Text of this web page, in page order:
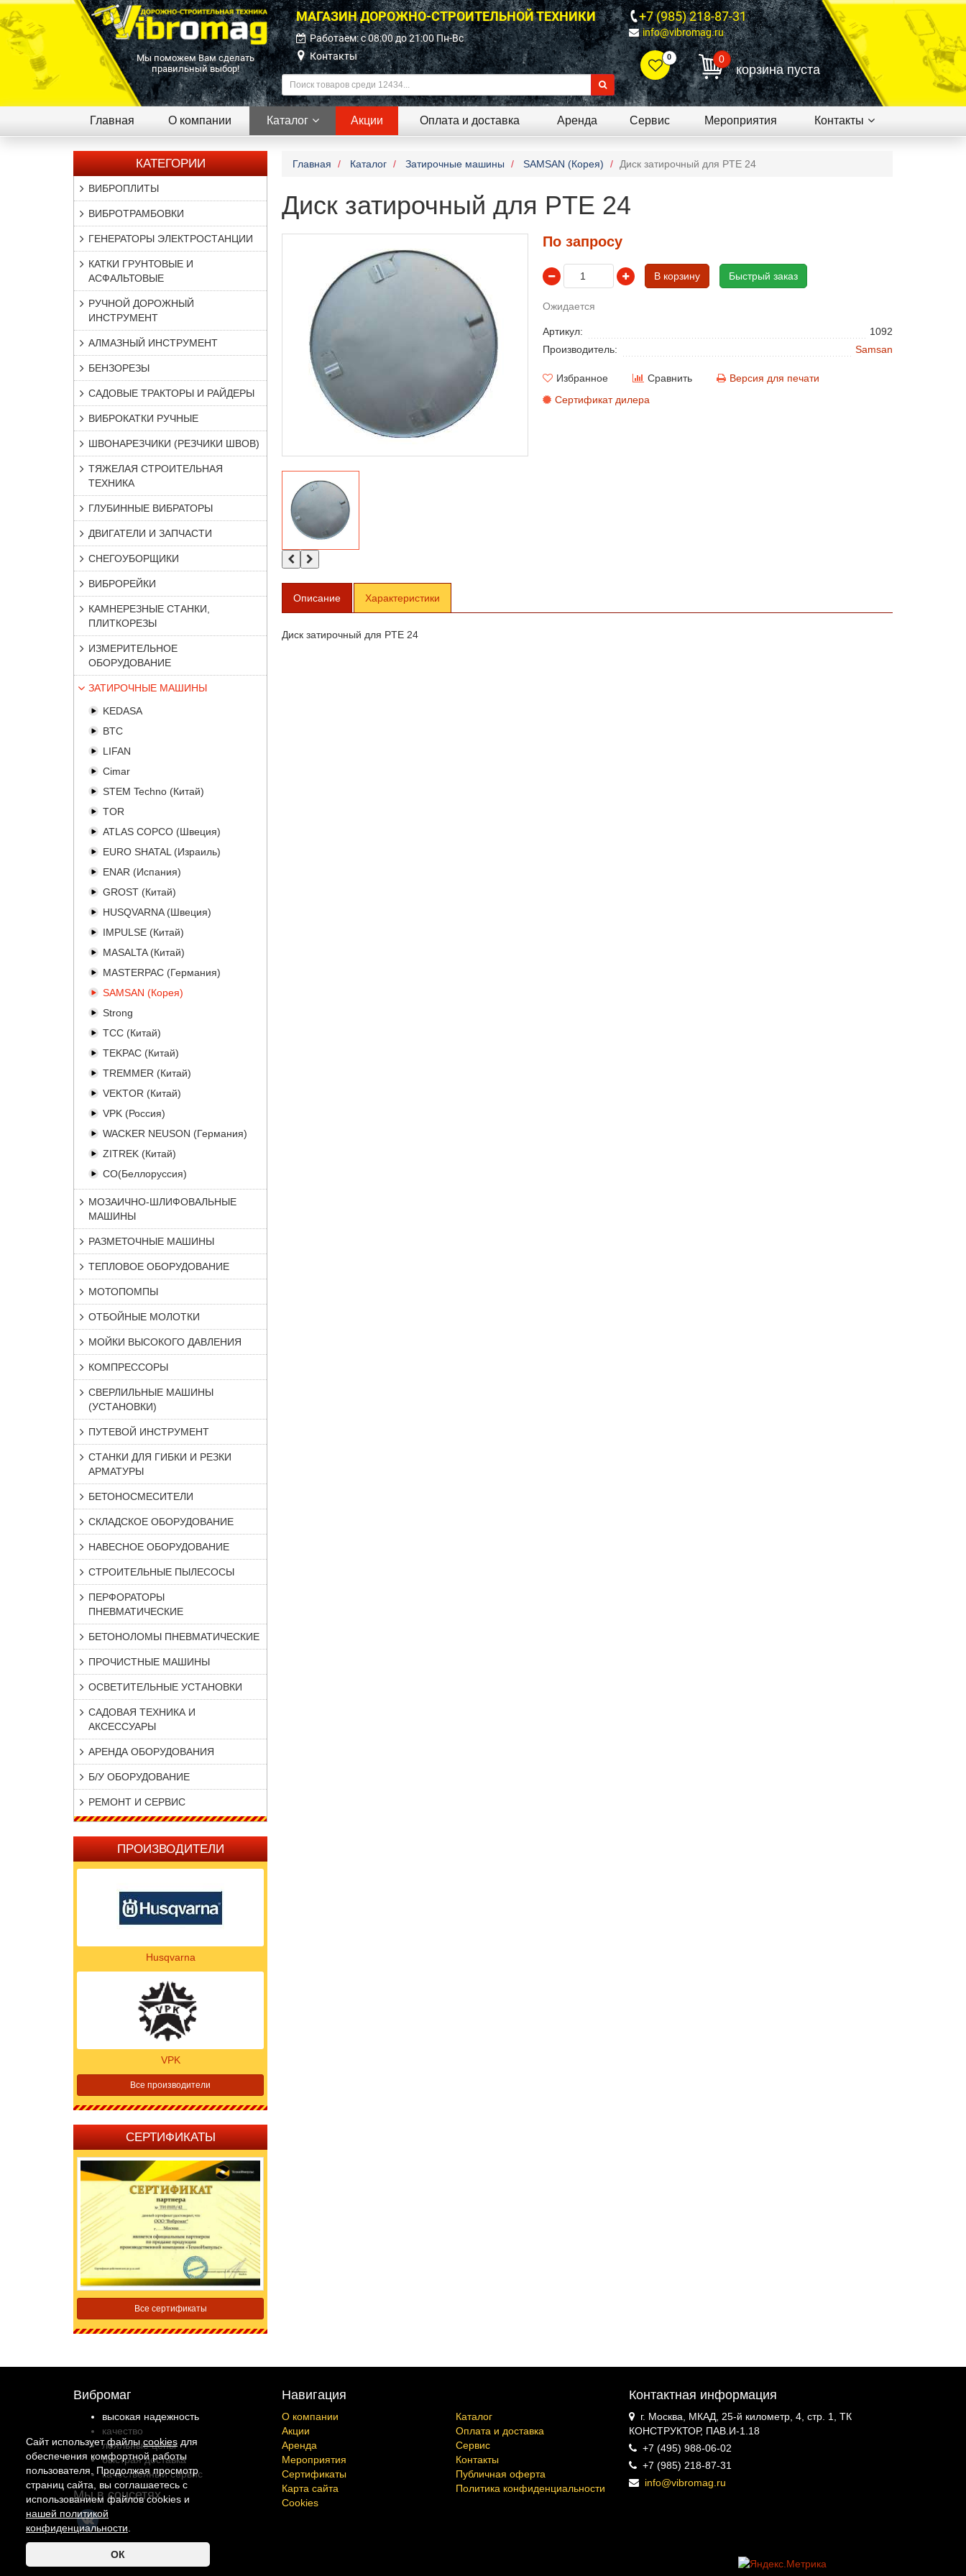
Мы поможем Вам сделать
правильный выбор!
МАГАЗИН ДОРОЖНО-СТРОИТЕЛЬНОЙ ТЕХНИКИ
Работаем: c 08:00 до 21:00 Пн-Вс
Контакты
+7 (985) 218-87-31
info@vibromag.ru
0 0
корзина пуста
Главная О компании Каталог Акции Оплата и доставка Аренда Сервис Мероприятия Контакты
КАТЕГОРИИ
ВИБРОПЛИТЫ
ВИБРОТРАМБОВКИ
ГЕНЕРАТОРЫ ЭЛЕКТРОСТАНЦИИ
КАТКИ ГРУНТОВЫЕ И
АСФАЛЬТОВЫЕ
РУЧНОЙ ДОРОЖНЫЙ
ИНСТРУМЕНТ
АЛМАЗНЫЙ ИНСТРУМЕНТ
БЕНЗОРЕЗЫ
САДОВЫЕ ТРАКТОРЫ И РАЙДЕРЫ
ВИБРОКАТКИ РУЧНЫЕ
ШВОНАРЕЗЧИКИ (РЕЗЧИКИ ШВОВ)
ТЯЖЕЛАЯ СТРОИТЕЛЬНАЯ
ТЕХНИКА
ГЛУБИННЫЕ ВИБРАТОРЫ
ДВИГАТЕЛИ И ЗАПЧАСТИ
СНЕГОУБОРЩИКИ
ВИБРОРЕЙКИ
КАМНЕРЕЗНЫЕ СТАНКИ,
ПЛИТКОРЕЗЫ
ИЗМЕРИТЕЛЬНОЕ
ОБОРУДОВАНИЕ
ЗАТИРОЧНЫЕ МАШИНЫ
KEDASA
BTC
LIFAN
Cimar
STEM Techno (Китай)
TOR
ATLAS COPCO (Швеция)
EURO SHATAL (Израиль)
ENAR (Испания)
GROST (Китай)
HUSQVARNA (Швеция)
IMPULSE (Китай)
MASALTA (Китай)
MASTERPAC (Германия)
SAMSAN (Корея)
Strong
TCC (Китай)
TEKPAC (Китай)
TREMMER (Китай)
VEKTOR (Китай)
VPK (Россия)
WACKER NEUSON (Германия)
ZITREK (Китай)
СО(Беллоруссия)
МОЗАИЧНО-ШЛИФОВАЛЬНЫЕ
МАШИНЫ
РАЗМЕТОЧНЫЕ МАШИНЫ
ТЕПЛОВОЕ ОБОРУДОВАНИЕ
МОТОПОМПЫ
ОТБОЙНЫЕ МОЛОТКИ
МОЙКИ ВЫСОКОГО ДАВЛЕНИЯ
КОМПРЕССОРЫ
СВЕРЛИЛЬНЫЕ МАШИНЫ
(УСТАНОВКИ)
ПУТЕВОЙ ИНСТРУМЕНТ
СТАНКИ ДЛЯ ГИБКИ И РЕЗКИ
АРМАТУРЫ
БЕТОНОСМЕСИТЕЛИ
СКЛАДСКОЕ ОБОРУДОВАНИЕ
НАВЕСНОЕ ОБОРУДОВАНИЕ
СТРОИТЕЛЬНЫЕ ПЫЛЕСОСЫ
ПЕРФОРАТОРЫ
ПНЕВМАТИЧЕСКИЕ
БЕТОНОЛОМЫ ПНЕВМАТИЧЕСКИЕ
ПРОЧИСТНЫЕ МАШИНЫ
ОСВЕТИТЕЛЬНЫЕ УСТАНОВКИ
САДОВАЯ ТЕХНИКА И
АКСЕССУАРЫ
АРЕНДА ОБОРУДОВАНИЯ
Б/У ОБОРУДОВАНИЕ
РЕМОНТ И СЕРВИС
ПРОИЗВОДИТЕЛИ
Husqvarna
VPK
Все производители
СЕРТИФИКАТЫ
Все сертификаты
Главная Каталог Затирочные машины SAMSAN (Корея) Диск затирочный для PTE 24
Диск затирочный для PTE 24
По запросу
В корзину Быстрый заказ
Ожидается
Артикул:
1092
Производитель:
Samsan
Избранное Сравнить
Версия для печати
Сертификат дилера
Описание Характеристики
Диск затирочный для PTE 24
Вибромаг
высокая надежность
качество
лояльные цены
быстрая доставка
качественный сервис
Мы в соцсетях
Навигация
О компании
Каталог
Акции
Оплата и доставка
Аренда
Сервис
Мероприятия
Контакты
Сертификаты
Публичная оферта
Карта сайта
Политика конфиденциальности
Cookies
Контактная информация
г. Москва, МКАД, 25-й километр, 4, стр. 1, ТК
КОНСТРУКТОР, ПАВ.И-1.18
+7 (495) 988-06-02
+7 (985) 218-87-31
info@vibromag.ru
Сайт использует файлыcookies для
обеспечения комфортной работы
пользователя. Продолжая просмотр
страниц сайта, вы соглашаетесь с
использованием файлов cookies и
нашей политикой
конфиденциальности
ОК